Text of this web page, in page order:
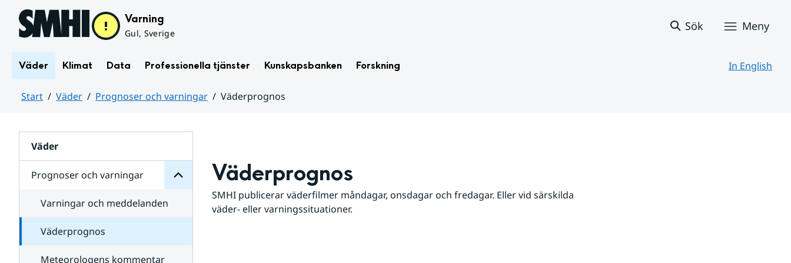
Hoppa till sidans innehåll Varning
Gul, Sverige
Sök Meny
Väder Klimat Data Professionella tjänster Kunskapsbanken Forskning In English
Start Väder Prognoser och varningar
Väderprognos
Väder
Prognoser och varningar
för
varningar
Varningar och meddelanden
Väderprognos
Meteorologens kommentar
Väderprognos
SMHI publicerar väderfilmer måndagar, onsdagar och fredagar. Eller vid särskilda
väder- eller varningssituationer.